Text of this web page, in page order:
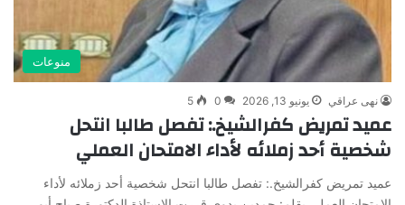
منوعات
نهى عراقي يونيو 13, 2026 0
5
عميد تمريض كفرالشيخ.: تفصل طالبا انتحل
شخصية أحد زملائه لأداء الامتحان العملي
عميد تمريض كفرالشيخ.: تفصل طالبا انتحل شخصية أحد زملائه لأداء